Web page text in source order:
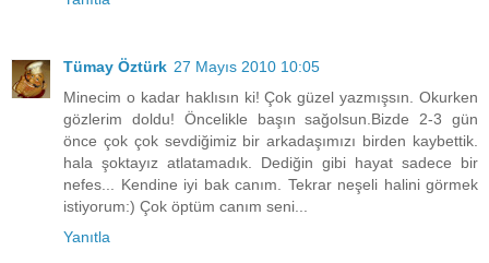
Tümay Öztürk 27 Mayıs 2010 10:05
Minecim o kadar haklısın ki! Çok güzel yazmışsın. Okurken
gözlerim doldu! Öncelikle başın sağolsun.Bizde 2-3 gün
önce çok çok sevdiğimiz bir arkadaşımızı birden kaybettik.
hala şoktayız atlatamadık. Dediğin gibi hayat sadece bir
nefes... Kendine iyi bak canım. Tekrar neşeli halini görmek
istiyorum:) Çok öptüm canım seni...
Yanıtla